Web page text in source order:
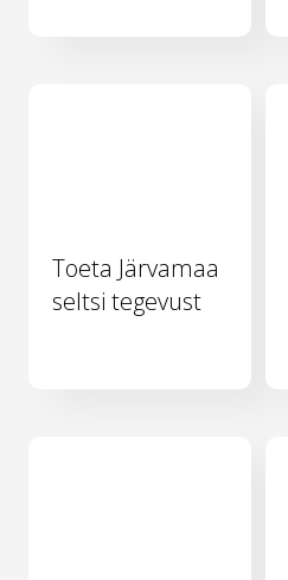
Toeta Järvamaa
seltsi tegevust